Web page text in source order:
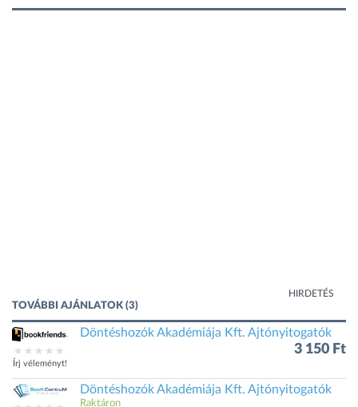
HIRDETÉS
TOVÁBBI AJÁNLATOK (3)
Írj véleményt!
Döntéshozók Akadémiája Kft. Ajtónyitogatók
3 150 Ft
Döntéshozók Akadémiája Kft. Ajtónyitogatók
Raktáron